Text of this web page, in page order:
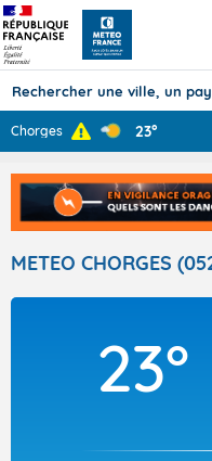
TOUS
Chorges 23°
METEO CHORGES
23°